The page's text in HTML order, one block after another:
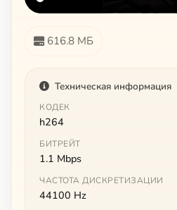
616.8 МБ
Техническая информация
КОДЕК
h264
БИТРЕЙТ
1.1 Mbps
ЧАСТОТА ДИСКРЕТИЗАЦИИ
44100 Hz